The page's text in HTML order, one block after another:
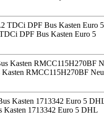
DPF Bus Kasten Euro 5
RMCC115H270BF Neu
Kasten 1713342 Euro 5 DHL